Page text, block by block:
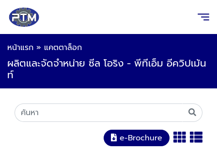
หน้าแรก » แคตตาล็อก
ผลิตและจัดจำหน่าย ซีล โอริง - พีทีเอ็ม อีควิปเม้น
ท์
e-Brochure